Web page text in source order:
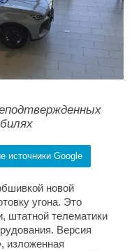
источники Google
новой
угона. Это
штатной телематики
Версия
изложенная